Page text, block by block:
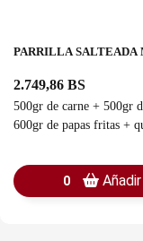
PARRILLA SALTEADA
2.749,86 BS
500gr de carne + 500gr
600gr de papas fritas +
0 Añadir